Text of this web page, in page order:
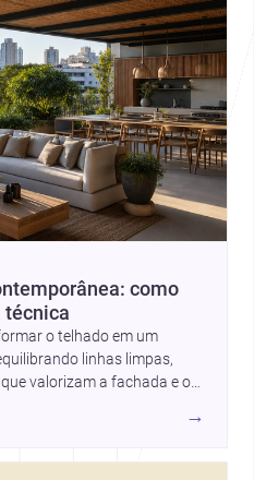
como
técnica
o telhado em um
linhas limpas,
valorizam a fachada e o
→